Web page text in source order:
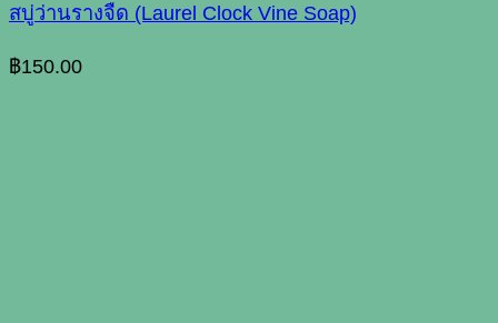
สบู่ว่านรางจืด (Laurel Clock Vine Soap)
฿150.00